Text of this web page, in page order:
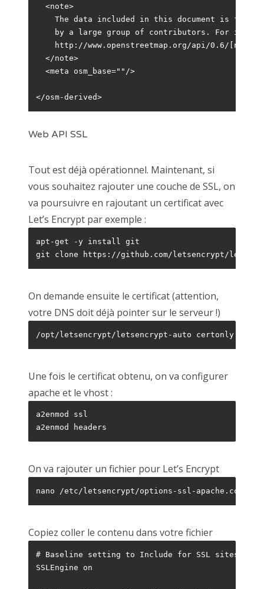
  <note>
The data included in this document is from
by a large group of contributors. For
http://www.openstreetmap.org/api/0.6/
  </note>
  <meta osm_base=""/>
</osm-derived>
Web API SSL
Tout est déjà opérationnel. Maintenant, si
vous souhaitez rajouter une couche de SSL, on
va poursuivre en rajoutant un certificat avec
Let’s Encrypt par exemple :
apt-get -y install git
git clone https://github.com/letsencrypt/
On demande ensuite le certificat (attention,
votre DNS doit déjà pointer sur le serveur !)
/opt/letsencrypt/letsencrypt-auto certonly --
Une fois le certificat obtenu, on va configurer
apache et le vhost :
a2enmod ssl
a2enmod headers
On va rajouter un fichier pour Let’s Encrypt
nano /etc/letsencrypt/options-ssl-apache.conf
Copiez coller le contenu dans votre fichier
# Baseline setting to Include for SSL sites
SSLEngine on